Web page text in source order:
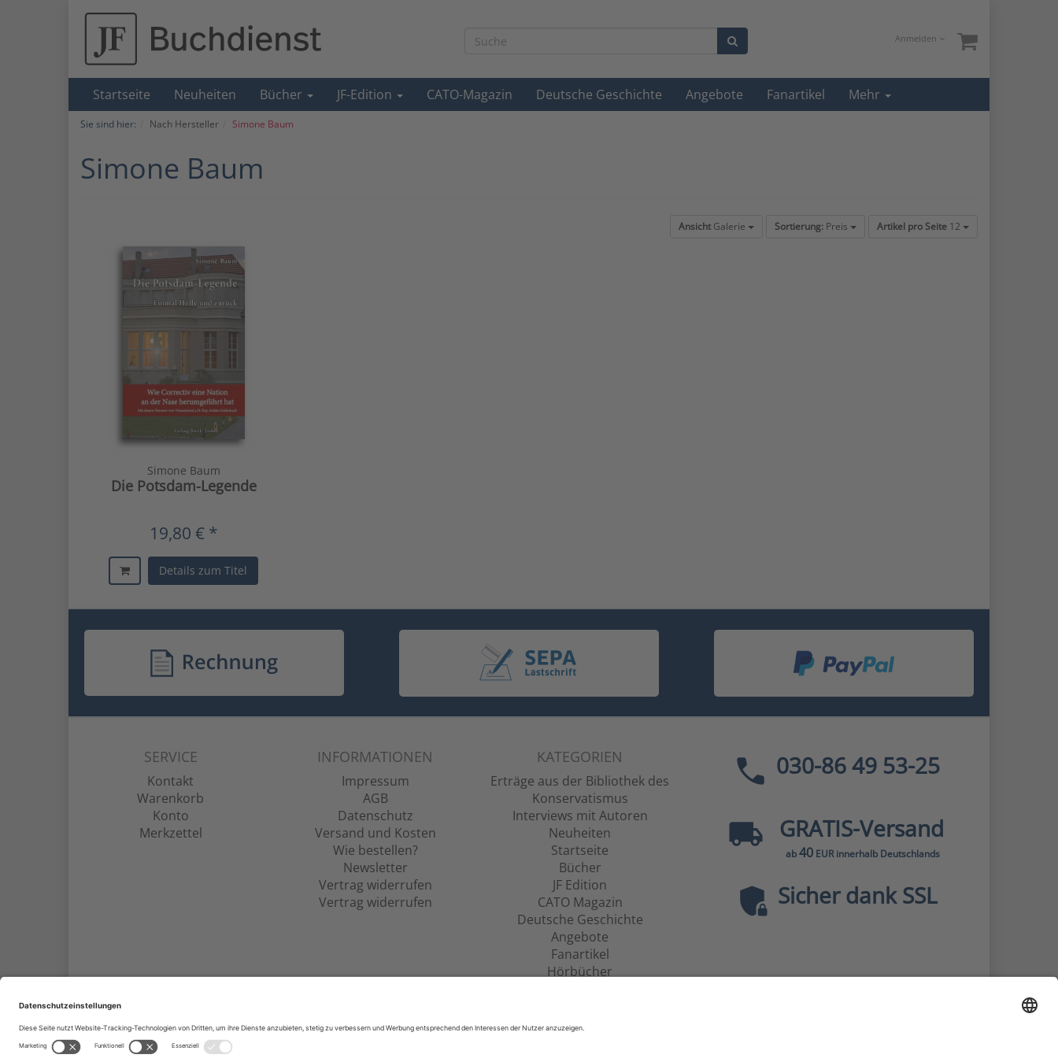
Anmelden
Startseite Neuheiten Bücher JF-Edition CATO-Magazin Deutsche Geschichte Angebote Fanartikel Mehr
Sie sind hier: Nach Hersteller Simone Baum
Simone Baum
AnsichtGalerie Sortierung: Preis Artikel pro Seite 12
Simone Baum
Die Potsdam-Legende
19,80 € *
Details zum Titel
SERVICE
Kontakt
Warenkorb
Konto
Merkzettel
INFORMATIONEN
Impressum
AGB
Datenschutz
Versand und Kosten
Wie bestellen?
Newsletter
Vertrag widerrufen
Vertrag widerrufen
KATEGORIEN
Erträge aus der Bibliothek des
Konservatismus
Interviews mit Autoren
Neuheiten
Startseite
Bücher
JF Edition
CATO Magazin
Deutsche Geschichte
Angebote
Fanartikel
Hörbücher
030-86 49 53-25
GRATIS-Versand
ab40EUR innerhalb Deutschlands
Sicher dank SSL